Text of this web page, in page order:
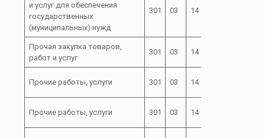
и услуг для обеспечения
государственных
(муниципальных) нужд
301 03 14
Прочая закупка товаров,
работ и услуг
301 03 14
Прочие работы, услуги 301 03 14
Прочие работы, услуги 301 03 14